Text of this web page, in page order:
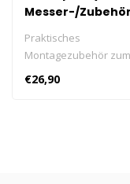
Messer-/
Praktisches
Montagezubehör zum
Anbringen eines
an deinem HYDROS
€26,90